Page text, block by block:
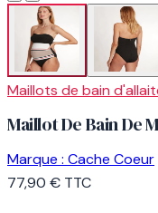
Maillots de bain
Maillot De Bain De
Marque : Cache Coeur
77,90 € TTC